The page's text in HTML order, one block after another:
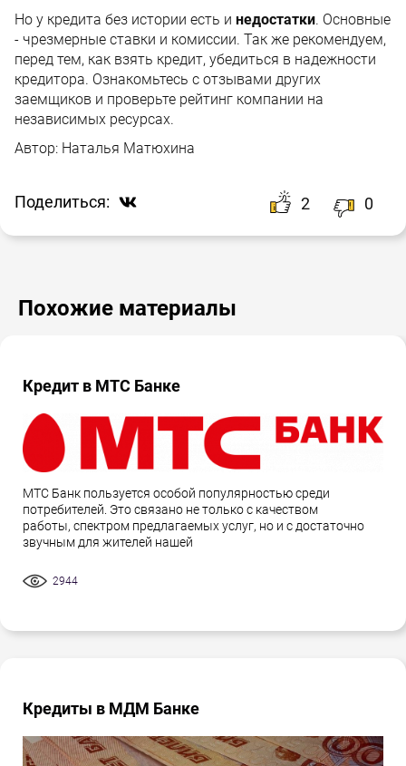
Но у кредита без истории есть и недостатки. Основные
- чрезмерные ставки и комиссии. Так же рекомендуем,
перед тем, как взять кредит, убедиться в надежности
кредитора. Ознакомьтесь с отзывами других
заемщиков и проверьте рейтинг компании на
независимых ресурсах.
Автор: Наталья Матюхина
Поделиться: 2 0
Похожие материалы
Кредит в МТС Банке
МТС Банк пользуется особой популярностью среди
потребителей. Это связано не только с качеством
работы, спектром предлагаемых услуг, но и с достаточно
звучным для жителей нашей
2944
Кредиты в МДМ Банке